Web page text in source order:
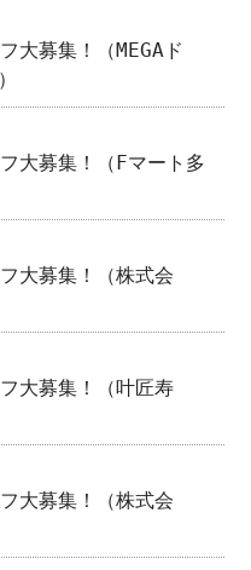
大募集！（MEGAド
大募集！（Fマート多
大募集！（株式会
大募集！（叶匠寿
大募集！（株式会